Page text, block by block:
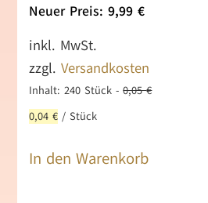
Preis
12,95 €
Neuer Preis: 9,99€Aktueller
ist:
9,99 €.
inkl. MwSt.
zzgl.Versandkosten
Inhalt: 240Stück -0,05€
0,04€ /Stück
In den Warenkorb